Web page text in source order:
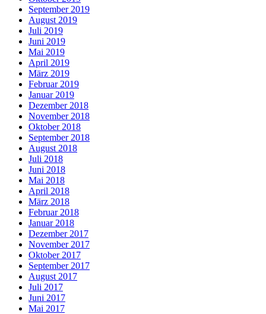
September 2019
August 2019
Juli 2019
Juni 2019
Mai 2019
April 2019
März 2019
Februar 2019
Januar 2019
Dezember 2018
November 2018
Oktober 2018
September 2018
August 2018
Juli 2018
Juni 2018
Mai 2018
April 2018
März 2018
Februar 2018
Januar 2018
Dezember 2017
November 2017
Oktober 2017
September 2017
August 2017
Juli 2017
Juni 2017
Mai 2017